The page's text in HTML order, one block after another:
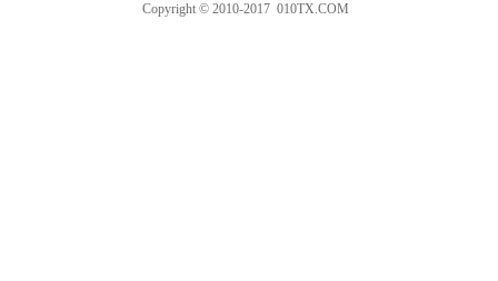
Copyright © 2010-2017 010TX.COM